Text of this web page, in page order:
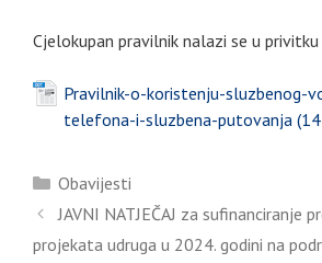
Cjelokupan pravilnik nalazi se u
Pravilnik-o-koristenju-sluzbenog-
telefona-i-sluzbena-putovanja
Kategorije
Obavijesti
JAVNI NATJEČAJ za sufinanciranje
projekata udruga u 2024. godini na